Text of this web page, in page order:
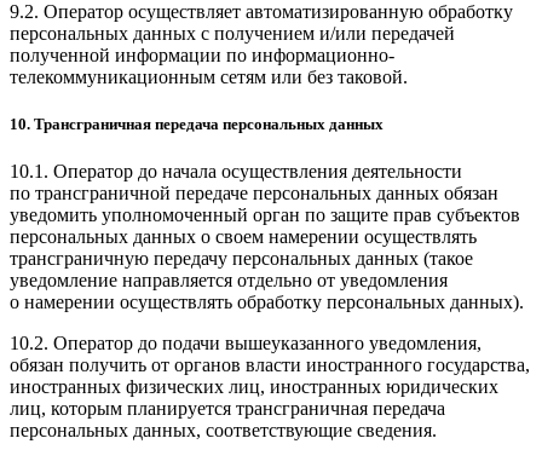
9.2. Оператор осуществляет автоматизированную обработку
персональных данных с получением и/или передачей
полученной информации по информационно-
телекоммуникационным сетям или без таковой.
10. Трансграничная передача персональных данных
10.1. Оператор до начала осуществления деятельности
по трансграничной передаче персональных данных обязан
уведомить уполномоченный орган по защите прав субъектов
персональных данных о своем намерении осуществлять
трансграничную передачу персональных данных (такое
уведомление направляется отдельно от уведомления
о намерении осуществлять обработку персональных данных).
10.2. Оператор до подачи вышеуказанного уведомления,
обязан получить от органов власти иностранного государства,
иностранных физических лиц, иностранных юридических
лиц, которым планируется трансграничная передача
персональных данных, соответствующие сведения.